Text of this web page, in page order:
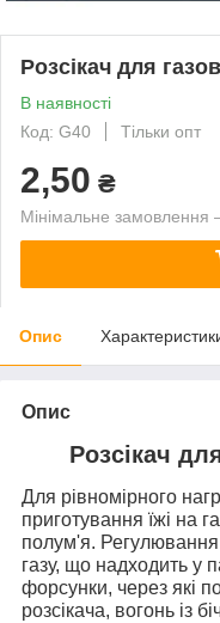
Розсікач для
В наявності
Код: G40
Тільки опт
2,50 ₴
Мінімальне замовлення
Опис
Опис
Розсікач
Для рівномірного
приготування їжі на
полум'я. Регулювання
газу, що надходить у
форсунки, через які
розсікача, вогонь із